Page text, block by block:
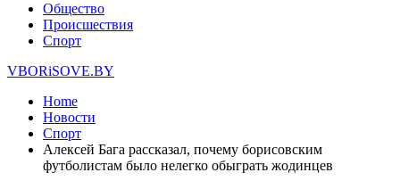
Общество
Происшествия
Спорт
VBORiSOVE.BY
Home
Новости
Спорт
Алексей Бага рассказал, почему борисовским
футболистам было нелегко обыграть жодинцев